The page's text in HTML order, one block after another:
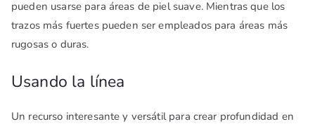
pueden usarse para áreas de piel suave. Mientras que los
trazos más fuertes pueden ser empleados para áreas más
rugosas o duras.
Usando la línea
Un recurso interesante y versátil para crear profundidad en